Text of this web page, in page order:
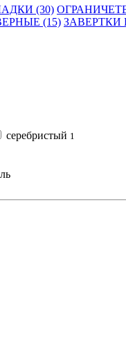
(30)
(15)
серебристый 1